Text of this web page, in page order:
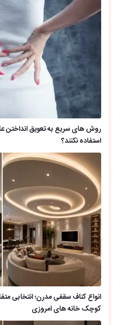
روش های سریع به تعویق انداختن
استفاده نکنند؟
انواع کناف سقفی مدرن؛ انتخابی
کوچک خانه های امروزی